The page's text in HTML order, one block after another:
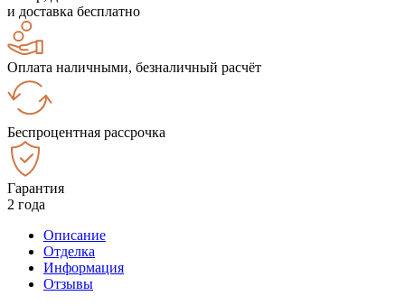
и доставка бесплатно
Оплата наличными, безналичный расчёт
Беспроцентная рассрочка
Гарантия
2 года
Описание
Отделка
Информация
Отзывы